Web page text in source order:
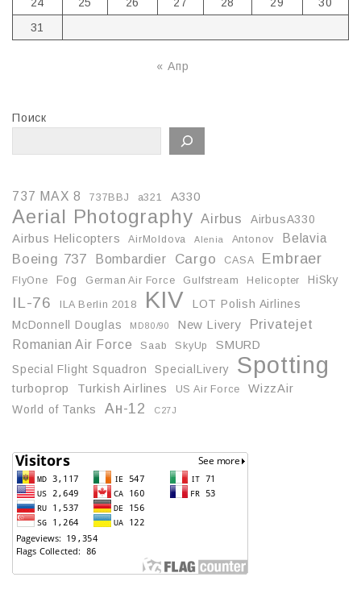
31
« Апр
Поиск
737 MAX 8 737BBJ a321 A330
Aerial Photography Airbus
AirbusA330
Airbus Helicopters
AirMoldova Alenia Antonov Belavia
Boeing 737 Bombardier Cargo CASA Embraer
FlyOne Fog German Air Force Gulfstream Helicopter HiSky
IL-76 ILA Berlin 2018 KIV
LOT Polish Airlines
McDonnell Douglas
MD80/90 New Livery Privatejet
Romanian Air Force Saab SkyUp
SMURD
Special Flight Squadron
SpecialLivery Spotting
turboprop Turkish Airlines US Air Force
WizzAir
World of Tanks
Ан-12 С27J